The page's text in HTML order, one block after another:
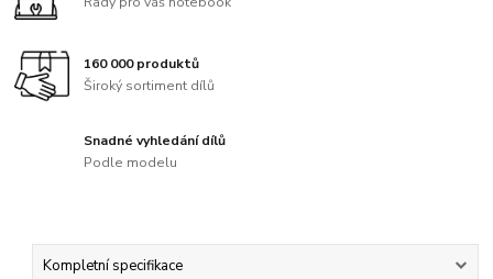
160 000 produktů
Široký sortiment dílů
Snadné vyhledání dílů
Podle modelu
Kompletní specifikace